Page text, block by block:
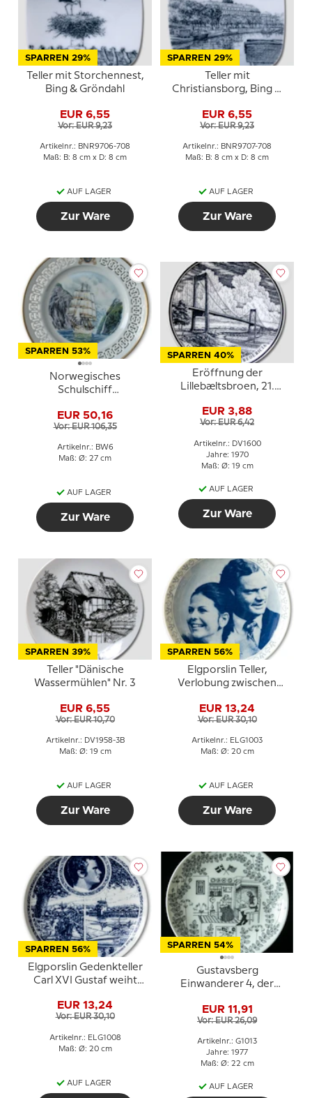
SPARREN 29%
Teller mit Storchennest,
Bing & Gröndahl
EUR 6,55
Vor: EUR 9,23
Artikelnr.: BNR9706-708
Maß: B: 8 cm x D: 8 cm
AUF LAGER
Zur Ware
SPARREN 29%
Teller mit
Christiansborg, Bing &
EUR 6,55
Vor: EUR 9,23
Artikelnr.: BNR9707-708
Maß: B: 8 cm x D: 8 cm
AUF LAGER
Zur Ware
SPARREN 53%
Norwegisches
Schulschiff
Bing & Gröndahl
EUR 50,16
Vor: EUR 106,35
Artikelnr.: BW6
Maß: Ø: 27 cm
AUF LAGER
Zur Ware
SPARREN 40%
Eröffnung der
Lillebæltsbroen, 21.
EUR 3,88
Vor: EUR 6,42
Artikelnr.: DV1600
Jahre: 1970
Maß: Ø: 19 cm
AUF LAGER
Zur Ware
SPARREN 39%
Teller "Dänische
Wassermühlen" Nr. 3
EUR 6,55
Vor: EUR 10,70
Artikelnr.: DV1958-3B
Maß: Ø: 19 cm
AUF LAGER
Zur Ware
SPARREN 56%
Elgporslin Teller,
Verlobung zwischen
Silvia
EUR 13,24
Vor: EUR 30,10
Artikelnr.: ELG1003
Maß: Ø: 20 cm
AUF LAGER
Zur Ware
SPARREN 56%
Elgporslin Gedenkteller
Carl XVI Gustaf weiht
Växjö ein
EUR 13,24
Vor: EUR 30,10
Artikelnr.: ELG1008
Maß: Ø: 20 cm
AUF LAGER
SPARREN 54%
Gustavsberg
Einwanderer 4, der
Entwurf Stig Jonson
EUR 11,91
Vor: EUR 26,09
Artikelnr.: G1013
Jahre: 1977
Maß: Ø: 22 cm
AUF LAGER